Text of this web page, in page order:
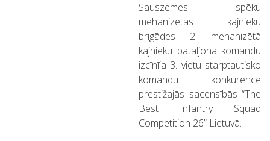
Sauszemes spēku
mehanizētās kājnieku
brigādes 2. mehanizētā
kājnieku bataljona komandu
izcīnīja 3. vietu starptautisko
komandu konkurencē
prestižajās sacensībās “The
Best Infantry Squad
Competition 26” Lietuvā.